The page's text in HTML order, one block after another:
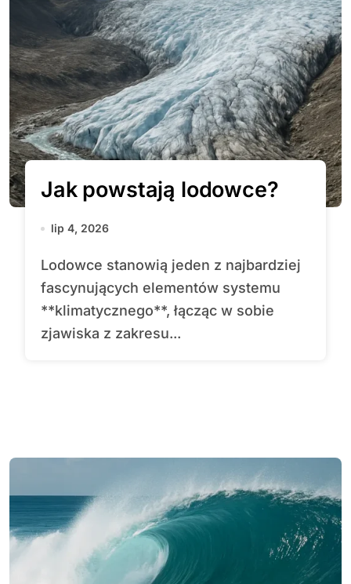
Jak powstają lodowce?
lip 4, 2026
Lodowce stanowią jeden z najbardziej
fascynujących elementów systemu
**klimatycznego**, łącząc w sobie
zjawiska z zakresu...